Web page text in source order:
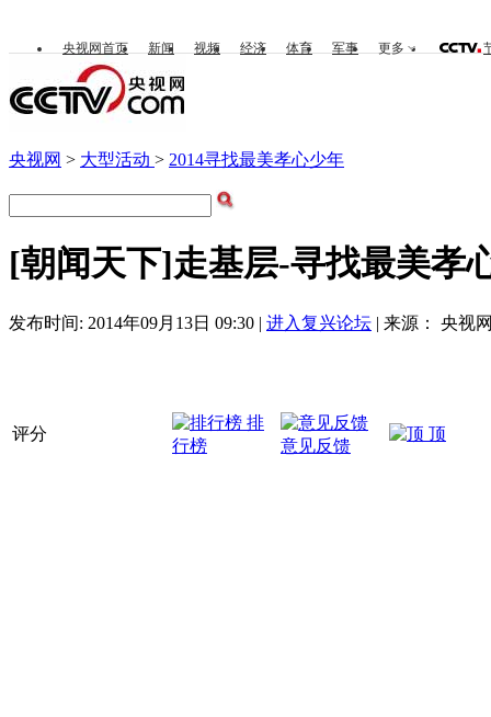
央视网首页 新闻 视频 经济 体育 军事 更多
央视网 > 大型活动 > 2014寻找最美孝心少年
[朝闻天下]走基层-寻找最美
发布时间: 2014年09月13日 09:30 | 进入复兴论坛 | 来源： 央视
评分
排
行榜
意见反馈
顶